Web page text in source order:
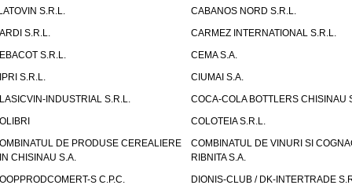
S.R.L.
CABANOS NORD S.R.L.
S.R.L.
CARMEZ INTERNATIONAL S.R.L.
S.R.L.
CEMA S.A.
S.R.L.
CIUMAI S.A.
INDUSTRIAL S.R.L.
COCA-COLA BOTTLERS CHISINAU
COLOTEIA S.R.L.
DE PRODUSE CEREALIERE
CHISINAU S.A.
COMBINATUL DE VINURI SI
RIBNITA S.A.
S C.P.C.
DIONIS-CLUB / DK-INTERTRADE